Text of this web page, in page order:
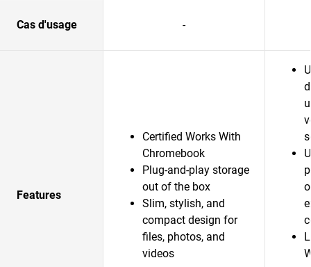
Cas d'usage -
Features
Certified Works With
Chromebook
Plug-and-play storage
out of the box
Slim, stylish, and
compact design for
files, photos, and
videos